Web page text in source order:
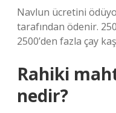
Navlun ücretini
tarafından ödenir.
2500’den fazla çay
Rahiki
nedir?